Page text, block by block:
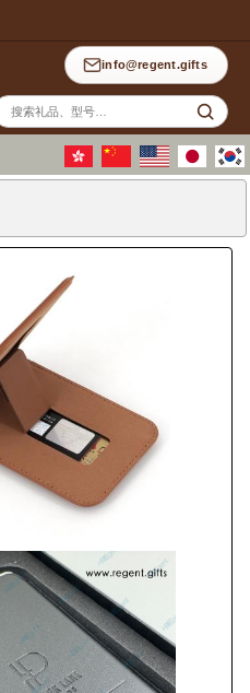
info@regent.gifts
站
内
搜
索